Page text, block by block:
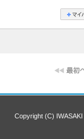
Copyright (C)